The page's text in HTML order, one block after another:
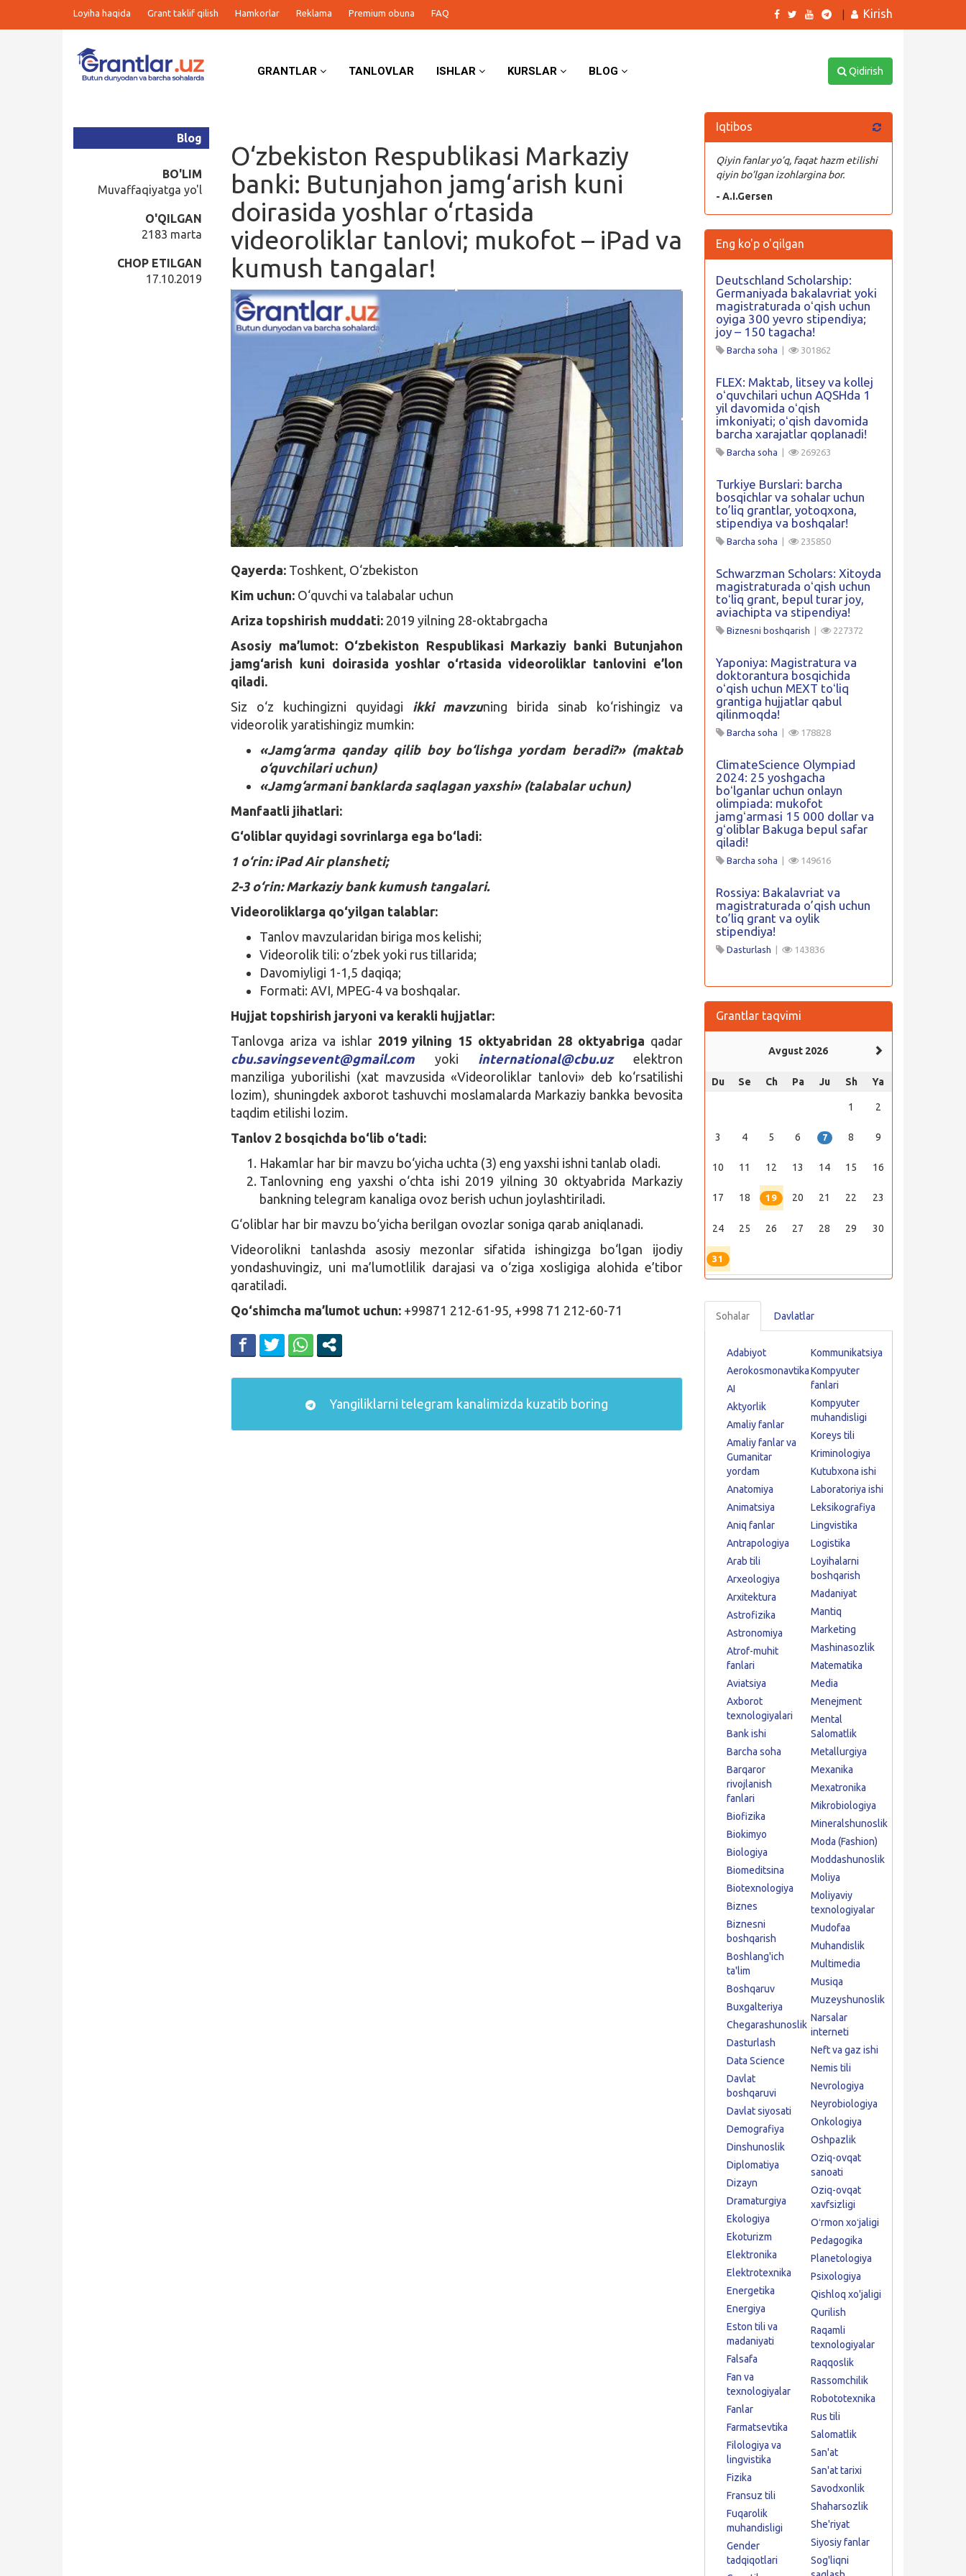
Loyiha haqida Grant taklif qilish Hamkorlar Reklama Premium obuna FAQ Kirish
GRANTLAR TANLOVLAR ISHLAR KURSLAR BLOG Qidirish
O‘zbekiston Respublikasi Markaziy
banki: Butunjahon jamg‘arish kuni
doirasida yoshlar o‘rtasida
videoroliklar tanlovi; mukofot – iPad va
kumush tangalar!
Blog
BO'LIM
Muvaffaqiyatga yo'l
O'QILGAN
2183 marta
CHOP ETILGAN
17.10.2019
Qayerda: Toshkent, O‘zbekiston
Kim uchun: O‘quvchi va talabalar uchun
Ariza topshirish muddati: 2019 yilning 28-oktabrgacha
Asosiy ma’lumot: O‘zbekiston Respublikasi Markaziy banki Butunjahon
jamg‘arish kuni doirasida yoshlar o‘rtasida videoroliklar tanlovini e’lon
qiladi.
Siz o‘z kuchingizni quyidagi
ikki mavzuning birida sinab ko‘rishingiz va
videorolik yaratishingiz mumkin:
«Jamg‘arma qanday qilib boy bo‘lishga yordam beradi?» (maktab
o‘quvchilari uchun)
«Jamg‘armani banklarda saqlagan yaxshi» (talabalar uchun)
Manfaatli jihatlari:
G‘oliblar quyidagi sovrinlarga ega bo‘ladi:
1 o‘rin: iPad Air plansheti;
2-3 o‘rin: Markaziy bank kumush tangalari.
Videoroliklarga qo‘yilgan talablar:
Tanlov mavzularidan biriga mos kelishi;
Videorolik tili: o‘zbek yoki rus tillarida;
Davomiyligi 1-1,5 daqiqa;
Formati: AVI, MPEG-4 va boshqalar.
Hujjat topshirish jaryoni va kerakli hujjatlar:
Tanlovga ariza va ishlar2019 yilning 15 oktyabridan 28 oktyabriga qadar
cbu.savingsevent@gmail.com
yoki international@cbu.uzelektron
manziliga yuborilishi (xat mavzusida «Videoroliklar tanlovi» deb ko‘rsatilishi
lozim), shuningdek axborot tashuvchi moslamalarda Markaziy bankka bevosita
taqdim etilishi lozim.
Tanlov 2 bosqichda bo‘lib o‘tadi:
Hakamlar har bir mavzu bo‘yicha uchta (3) eng yaxshi ishni tanlab oladi.
Tanlovning eng yaxshi o‘chta ishi 2019 yilning 30 oktyabrida Markaziy
bankning telegram kanaliga ovoz berish uchun joylashtiriladi.
G‘oliblar har bir mavzu bo‘yicha berilgan ovozlar soniga qarab aniqlanadi.
Videorolikni tanlashda asosiy mezonlar sifatida ishingizga bo‘lgan ijodiy
yondashuvingiz, uni ma’lumotlilik darajasi va o‘ziga xosligiga alohida e’tibor
qaratiladi.
Qo‘shimcha ma’lumot uchun: +99871 212-61-95, +998 71 212-60-71
Yangiliklarni telegram kanalimizda kuzatib boring
Iqtibos
Qiyin fanlar yo’q, faqat hazm etilishi
qiyin bo’lgan izohlargina bor.
- A.I.Gersen
Eng ko'p o'qilgan
Deutschland Scholarship:
Germaniyada bakalavriat yoki
magistraturada oʻqish uchun
oyiga 300 yevro stipendiya;
joy – 150 tagacha!
Barcha soha 301862
FLEX: Maktab, litsey va kollej
oʻquvchilari uchun AQSHda 1
yil davomida oʻqish
imkoniyati; oʻqish davomida
barcha xarajatlar qoplanadi!
Barcha soha 269263
Turkiye Burslari: barcha
bosqichlar va sohalar uchun
to’liq grantlar, yotoqxona,
stipendiya va boshqalar!
Barcha soha 235850
Schwarzman Scholars: Xitoyda
magistraturada oʻqish uchun
toʻliq grant, bepul turar joy,
aviachipta va stipendiya!
Biznesni boshqarish 227372
Yaponiya: Magistratura va
doktorantura bosqichida
oʻqish uchun MEXT toʻliq
grantiga hujjatlar qabul
qilinmoqda!
Barcha soha 178828
ClimateScience Olympiad
2024: 25 yoshgacha
boʻlganlar uchun onlayn
olimpiada: mukofot
jamgʻarmasi 15 000 dollar va
gʻoliblar Bakuga bepul safar
qiladi!
Barcha soha 149616
Rossiya: Bakalavriat va
magistraturada o’qish uchun
to’liq grant va oylik
stipendiya!
Dasturlash 143836
Grantlar taqvimi
Avgust 2026
Du Se Ch Pa Ju Sh Ya
1 2
3 4 5 6 7 8 9
10 11 12 13 14 15 16
17 18 19 20 21 22 23
24 25 26 27 28 29 30
31
Sohalar Davlatlar
Adabiyot
Aerokosmonavtika
AI
Aktyorlik
Amaliy fanlar
Amaliy fanlar va
Gumanitar
yordam
Anatomiya
Animatsiya
Aniq fanlar
Antrapologiya
Arab tili
Arxeologiya
Arxitektura
Astrofizika
Astronomiya
Atrof-muhit
fanlari
Aviatsiya
Axborot
texnologiyalari
Bank ishi
Barcha soha
Barqaror
rivojlanish
fanlari
Biofizika
Biokimyo
Biologiya
Biomeditsina
Biotexnologiya
Biznes
Biznesni
boshqarish
Boshlang'ich
ta'lim
Boshqaruv
Buxgalteriya
Chegarashunoslik
Dasturlash
Data Science
Davlat
boshqaruvi
Davlat siyosati
Demografiya
Dinshunoslik
Diplomatiya
Dizayn
Dramaturgiya
Ekologiya
Ekoturizm
Elektronika
Elektrotexnika
Energetika
Energiya
Eston tili va
madaniyati
Falsafa
Fan va
texnologiyalar
Fanlar
Farmatsevtika
Filologiya va
lingvistika
Fizika
Fransuz tili
Fuqarolik
muhandisligi
Gender
tadqiqotlari
Kommunikatsiya
Kompyuter
fanlari
Kompyuter
muhandisligi
Koreys tili
Kriminologiya
Kutubxona ishi
Laboratoriya ishi
Leksikografiya
Lingvistika
Logistika
Loyihalarni
boshqarish
Madaniyat
Mantiq
Marketing
Mashinasozlik
Matematika
Media
Menejment
Mental
Salomatlik
Metallurgiya
Mexanika
Mexatronika
Mikrobiologiya
Mineralshunoslik
Moda (Fashion)
Moddashunoslik
Moliya
Moliyaviy
texnologiyalar
Mudofaa
Muhandislik
Multimedia
Musiqa
Muzeyshunoslik
Narsalar
interneti
Neft va gaz ishi
Nemis tili
Nevrologiya
Neyrobiologiya
Onkologiya
Oshpazlik
Oziq-ovqat
sanoati
Oziq-ovqat
xavfsizligi
Oʻrmon xoʻjaligi
Pedagogika
Planetologiya
Psixologiya
Qishloq xo'jaligi
Qurilish
Raqamli
texnologiyalar
Raqqoslik
Rassomchilik
Robototexnika
Rus tili
Salomatlik
San'at
San'at tarixi
Savodxonlik
Shaharsozlik
She'riyat
Siyosiy fanlar
Sog'liqni